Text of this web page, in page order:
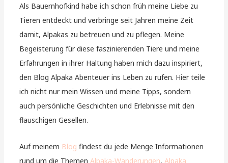
Als Bauernhofkind habe ich schon früh meine Liebe zu
Tieren entdeckt und verbringe seit Jahren meine Zeit
damit, Alpakas zu betreuen und zu pflegen. Meine
Begeisterung für diese faszinierenden Tiere und meine
Erfahrungen in ihrer Haltung haben mich dazu inspiriert,
den Blog Alpaka Abenteuer ins Leben zu rufen. Hier teile
ich nicht nur mein Wissen und meine Tipps, sondern
auch persönliche Geschichten und Erlebnisse mit den
flauschigen Gesellen.
Auf meinem Blog findest du jede Menge Informationen
rund um die ThemenAlpaka-Wanderungen,Alpaka